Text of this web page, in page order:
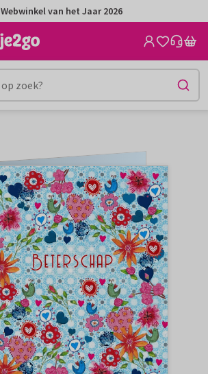
Webwinkel van het Jaar 2026